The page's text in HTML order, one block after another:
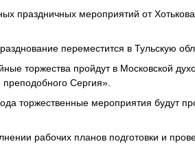
праздничных мероприятий от
переместится в Тульскую
торжества пройдут в Московской
Сергия».
торжественные мероприятия будут
рабочих планов подготовки и